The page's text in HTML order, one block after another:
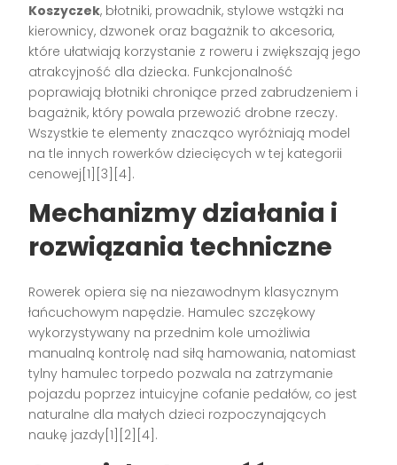
Koszyczek, błotniki, prowadnik, stylowe wstążki na
kierownicy, dzwonek oraz bagażnik to akcesoria,
które ułatwiają korzystanie z roweru i zwiększają jego
atrakcyjność dla dziecka. Funkcjonalność
poprawiają błotniki chroniące przed zabrudzeniem i
bagażnik, który powala przewozić drobne rzeczy.
Wszystkie te elementy znacząco wyróżniają model
na tle innych rowerków dziecięcych w tej kategorii
cenowej[1][3][4].
Mechanizmy działania i
rozwiązania techniczne
Rowerek opiera się na niezawodnym klasycznym
łańcuchowym napędzie. Hamulec szczękowy
wykorzystywany na przednim kole umożliwia
manualną kontrolę nad siłą hamowania, natomiast
tylny hamulec torpedo pozwala na zatrzymanie
pojazdu poprzez intuicyjne cofanie pedałów, co jest
naturalne dla małych dzieci rozpoczynających
naukę jazdy[1][2][4].